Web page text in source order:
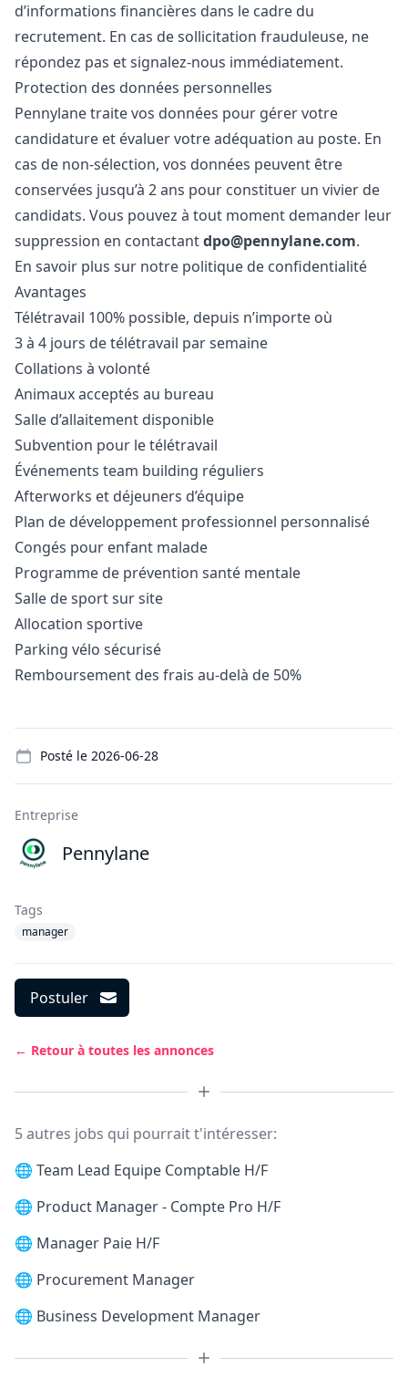
d’informations financières dans le cadre du
recrutement. En cas de sollicitation frauduleuse, ne
répondez pas et signalez-nous immédiatement.
Protection des données personnelles
Pennylane traite vos données pour gérer votre
candidature et évaluer votre adéquation au poste. En
cas de non-sélection, vos données peuvent être
conservées jusqu’à 2 ans pour constituer un vivier de
candidats. Vous pouvez à tout moment demander leur
suppression en contactantdpo@pennylane.com.
En savoir plus sur notre politique de confidentialité
Avantages
Télétravail 100% possible, depuis n’importe où
3 à 4 jours de télétravail par semaine
Collations à volonté
Animaux acceptés au bureau
Salle d’allaitement disponible
Subvention pour le télétravail
Événements team building réguliers
Afterworks et déjeuners d’équipe
Plan de développement professionnel personnalisé
Congés pour enfant malade
Programme de prévention santé mentale
Salle de sport sur site
Allocation sportive
Parking vélo sécurisé
Remboursement des frais au-delà de 50%
Posté le 2026-06-28
Entreprise
Pennylane
Tags
manager
Postuler
← Retour à toutes les annonces
5 autres jobs qui pourrait t'intéresser:
🌐 Team Lead Equipe Comptable H/F
🌐 Product Manager - Compte Pro H/F
🌐 Manager Paie H/F
🌐 Procurement Manager
🌐 Business Development Manager